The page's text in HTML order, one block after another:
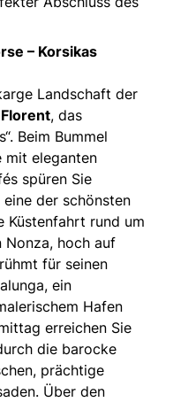
– Korsikas
Landschaft der
, das
Beim Bummel
mit eleganten
spüren Sie
der schönsten
Küstenfahrt rund um
Nonza, hoch auf
für seinen
ein
Hafen
erreichen Sie
die barocke
prächtige
Über den